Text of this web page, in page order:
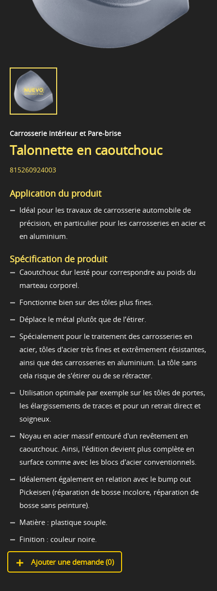
Carrosserie Intérieur et Pare-brise
Talonnette en caoutchouc
815260924003
Application du produit
Idéal pour les travaux de carrosserie automobile de
précision, en particulier pour les carrosseries en acier et
en aluminium.
Spécification de produit
Caoutchouc dur lesté pour correspondre au poids du
marteau corporel.
Fonctionne bien sur des tôles plus fines.
Déplace le métal plutôt que de l’étirer.
Spécialement pour le traitement des carrosseries en
acier, tôles d'acier très fines et extrêmement résistantes,
ainsi que des carrosseries en aluminium. La tôle sans
cela risque de s'étirer ou de se rétracter.
Utilisation optimale par exemple sur les tôles de portes,
les élargissements de traces et pour un retrait direct et
soigneux.
Noyau en acier massif entouré d'un revêtement en
caoutchouc. Ainsi, l'édition devient plus complète en
surface comme avec les blocs d'acier conventionnels.
Idéalement également en relation avec le bump out
Pickeisen (réparation de bosse incolore, réparation de
bosse sans peinture).
Matière : plastique souple.
Finition : couleur noire.
Ajouter une demande (0)